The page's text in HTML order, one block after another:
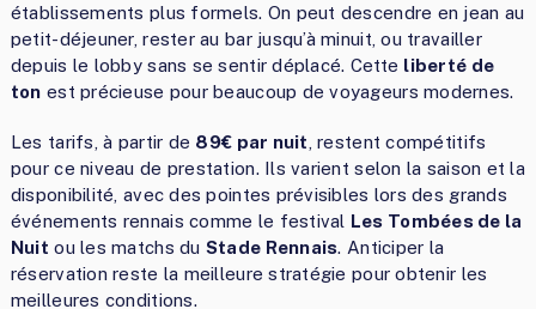
établissements plus formels. On peut descendre en jean au
petit-déjeuner, rester au bar jusqu’à minuit, ou travailler
depuis le lobby sans se sentir déplacé. Cette liberté de
ton est précieuse pour beaucoup de voyageurs modernes.
Les tarifs, à partir de 89€ par nuit , restent compétitifs
pour ce niveau de prestation. Ils varient selon la saison et la
disponibilité, avec des pointes prévisibles lors des grands
événements rennais comme le festival Les Tombées de la
Nuit ou les matchs du Stade Rennais. Anticiper la
réservation reste la meilleure stratégie pour obtenir les
meilleures conditions.